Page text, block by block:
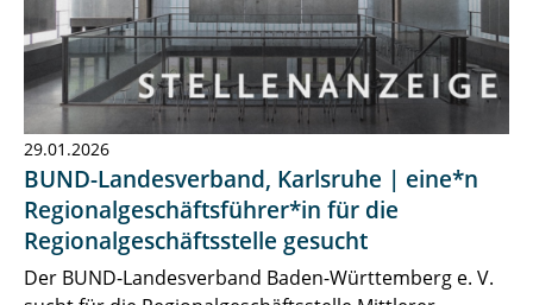
29.01.2026
BUND-Landesverband, Karlsruhe | eine*n
Regionalgeschäftsführer*in für die
Regionalgeschäftsstelle gesucht
Der BUND-Landesverband Baden-Württemberg e. V.